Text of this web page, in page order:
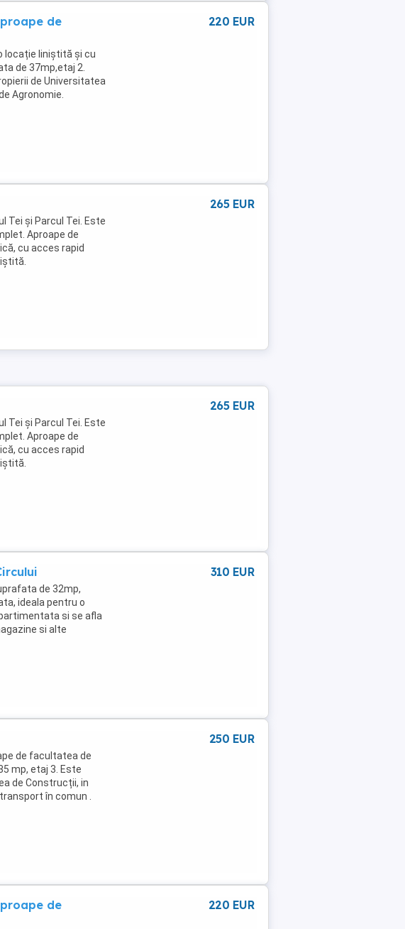
de
locație liniștită și cu
de 37mp,etaj 2.
de Universitatea
Agronomie.
220 EUR
Tei și Parcul Tei. Este
Aproape de
cu acces rapid
265 EUR
Tei și Parcul Tei. Este
Aproape de
cu acces rapid
265 EUR
de 32mp,
ideala pentru o
si se afla
si alte
310 EUR
de facultatea de
mp, etaj 3. Este
de Construcții, in
în comun .
250 EUR
de
220 EUR